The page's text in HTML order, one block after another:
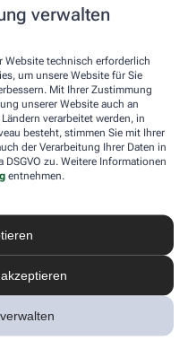
verwalten
Website technisch erforderlich
um unsere Website für Sie
Mit Ihrer Zustimmung
unserer Website auch an
verarbeitet werden, in
besteht, stimmen Sie mit Ihrer
der Verarbeitung Ihrer Daten in
zu. Weitere Informationen
entnehmen.